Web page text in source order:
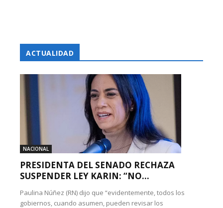
ACTUALIDAD
NACIONAL
PRESIDENTA DEL SENADO RECHAZA
SUSPENDER LEY KARIN: “NO...
Paulina Núñez (RN) dijo que “evidentemente, todos los
gobiernos, cuando asumen, pueden revisar los